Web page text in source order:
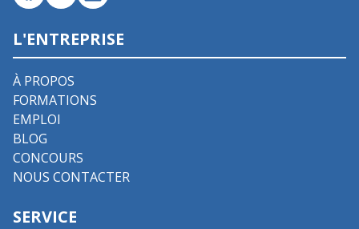
L'ENTREPRISE
À PROPOS
FORMATIONS
EMPLOI
BLOG
CONCOURS
NOUS CONTACTER
SERVICE